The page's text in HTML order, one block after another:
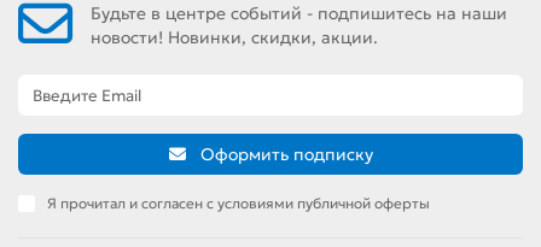
Будьте в центре событий - подпишитесь на наши
новости! Новинки, скидки, акции.
Оформить подписку
Я прочитал и согласен с условиями публичной оферты